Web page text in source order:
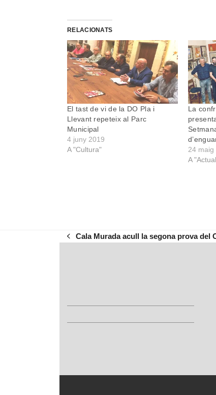
RELACIONATS
El tast de vi de la DO Pla i
Llevant repeteix al Parc
Municipal
4 juny 2019
A "Cultura"
La
24 maig
A
previous
Cala Murada acull la segona prova del